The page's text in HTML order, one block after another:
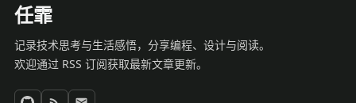
任霏
记录技术思考与生活感悟，分享编程、设计与阅读。
欢迎通过 RSS 订阅获取最新文章更新。